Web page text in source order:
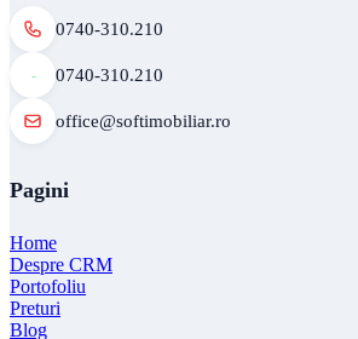
0740-310.210
0740-310.210
office@softimobiliar.ro
Pagini
Home
Despre CRM
Portofoliu
Preturi
Blog